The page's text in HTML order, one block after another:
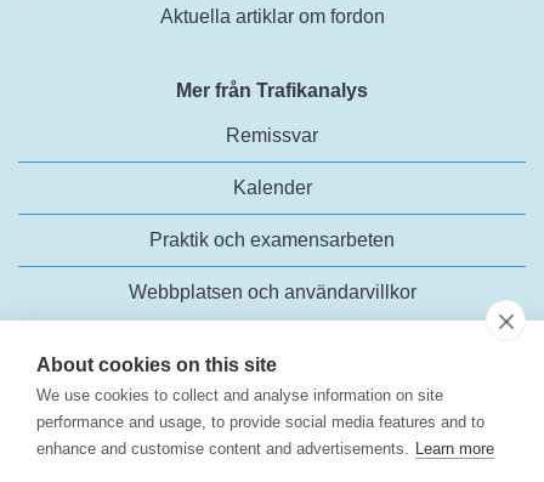
About cookies on this site
We use cookies to collect and analyse information on site
performance and usage, to provide social media features and to
enhance and customise content and advertisements. Learn more
Aktuella artiklar om fordon
Mer från Trafikanalys
Remissvar
Kalender
Praktik och examensarbeten
Webbplatsen och användarvillkor